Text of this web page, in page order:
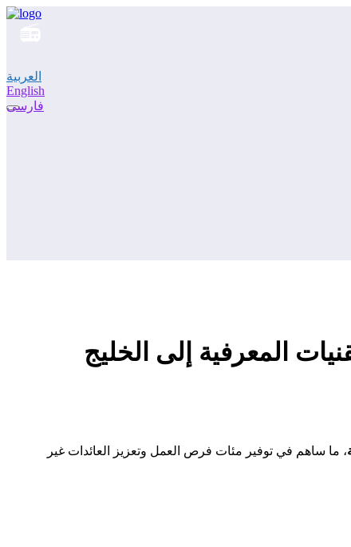
العربية
English
فارسی
المعرفية إلى الخليج
، ما ساهم في توفير مئات فرص العمل وتعزيز العائدات غير